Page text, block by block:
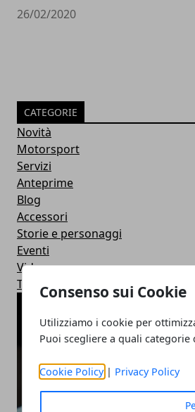
Consenso sui Cookie
Utilizziamo i cookie per
Puoi scegliere a quali categorie
Cookie Policy| Privacy Policy
26/02/2020
CATEGORIE
Novità
Motorsport
Servizi
Anteprime
Blog
Accessori
Storie e personaggi
Eventi
Video
Tuning